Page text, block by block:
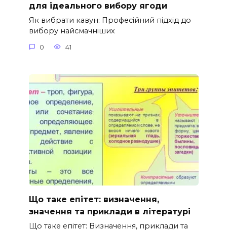
для ідеального вибору ягоди
Як вибрати кавун: Професійний підхід до
вибору найсмачніших
0 41
Що таке епітет: визначення,
значення та приклади в літературі
Що таке епітет: Визначення, приклади та